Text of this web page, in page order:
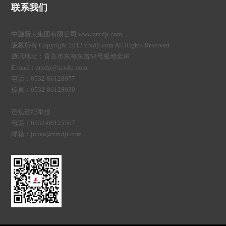
联系我们
中融新大集团有限公司 www.zrxdjt.com
版权所有 Copyright 2012 zrxdjt.com All Rights Reserved
通讯地址：青岛市东海东路58号极地金岸
E-mail：zrxdjt@zrxdjt.com
电话：0532-86128077
传真：0532-86128030
违规违纪举报
电话：0532-86125507
邮箱：jubao@zrxdjt.com